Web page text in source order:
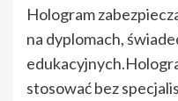
Hologram
na dyplomach,
stosować bez